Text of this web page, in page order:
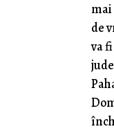
de
va